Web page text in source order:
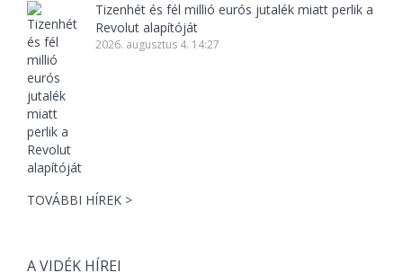
Tizenhét és fél millió eurós jutalék miatt perlik a
Revolut alapítóját
2026. augusztus 4. 14:27
TOVÁBBI HÍREK >
A VIDÉK HÍREI